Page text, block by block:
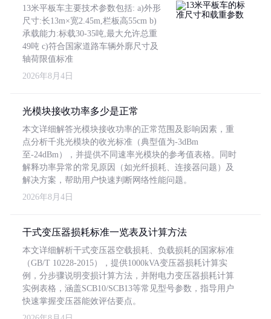
13米平板车主要技术参数包括: a)外形
尺寸:长13m×宽2.45m,栏板高55cm b)
承载能力:标载30-35吨,最大允许总重
49吨 c)符合国家道路车辆外廓尺寸及
轴荷限值标准
2026年8月4日
光模块接收功率多少是正常
本文详细解答光模块接收功率的正常范围及影响因素，重
点分析千兆光模块的收光标准（典型值为-3dBm
至-24dBm），并提供不同速率光模块的参考值表格。同时
解释功率异常的常见原因（如光纤损耗、连接器问题）及
解决方案，帮助用户快速判断网络性能问题。
2026年8月4日
干式变压器损耗标准一览表及计算方法
本文详细解析干式变压器空载损耗、负载损耗的国家标准
（GB/T 10228-2015），提供1000kVA变压器损耗计算实
例，分步骤说明变损计算方法，并附电力变压器损耗计算
实例表格，涵盖SCB10/SCB13等常见型号参数，指导用户
快速掌握变压器能效评估要点。